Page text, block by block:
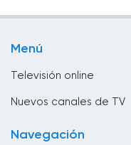
Colombia
Congo
Corea
Costa Rica
Menú
Televisión online
Nuevos canales de TV
Navegación